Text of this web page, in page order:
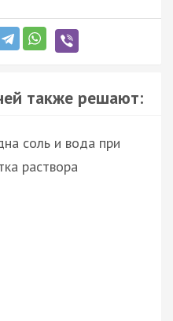
также решают:
соль и вода при
раствора